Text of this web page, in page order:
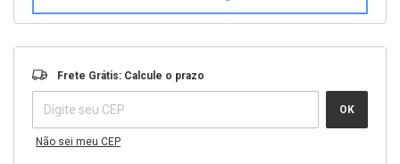
Entregas para o CEP:
Frete Grátis: Calcule o prazo
OK
Não sei meu CEP